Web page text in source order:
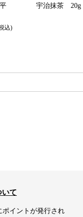
込)
宇治抹茶 20g
いて
イントが発行され